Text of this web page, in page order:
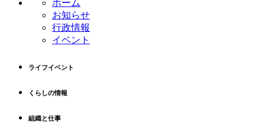
ホーム
お知らせ
行政情報
イベント
ライフイベント
くらしの情報
組織と仕事